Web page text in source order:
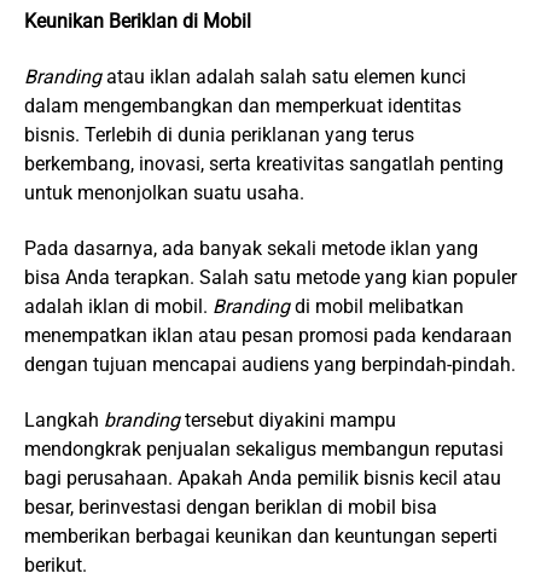
Keunikan Beriklan di Mobil
Brandingatau iklan adalah salah satu elemen kunci
dalam mengembangkan dan memperkuat identitas
bisnis. Terlebih di dunia periklanan yang terus
berkembang, inovasi, serta kreativitas sangatlah penting
untuk menonjolkan suatu usaha.
Pada dasarnya, ada banyak sekali metode iklan yang
bisa Anda terapkan. Salah satu metode yang kian populer
adalah iklan di mobil. Brandingdi mobil melibatkan
menempatkan iklan atau pesan promosi pada kendaraan
dengan tujuan mencapai audiens yang berpindah-pindah.
Langkah brandingtersebut diyakini mampu
mendongkrak penjualan sekaligus membangun reputasi
bagi perusahaan. Apakah Anda pemilik bisnis kecil atau
besar, berinvestasi dengan beriklan di mobil bisa
memberikan berbagai keunikan dan keuntungan seperti
berikut.